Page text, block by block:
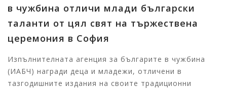
млади български
свят на тържествена
София
агенция за българите в чужбина
и младежи, отличени в
на своите традиционни
Първите
България за